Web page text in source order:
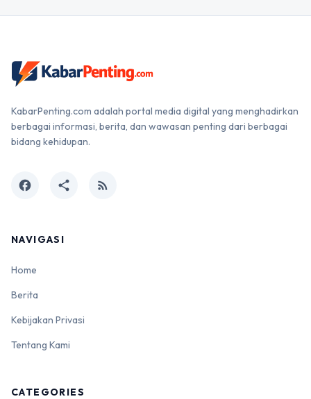
KabarPenting.com adalah portal media digital yang menghadirkan
berbagai informasi, berita, dan wawasan penting dari berbagai
bidang kehidupan.
facebook share rss_feed
NAVIGASI
Home
Berita
Kebijakan Privasi
Tentang Kami
CATEGORIES